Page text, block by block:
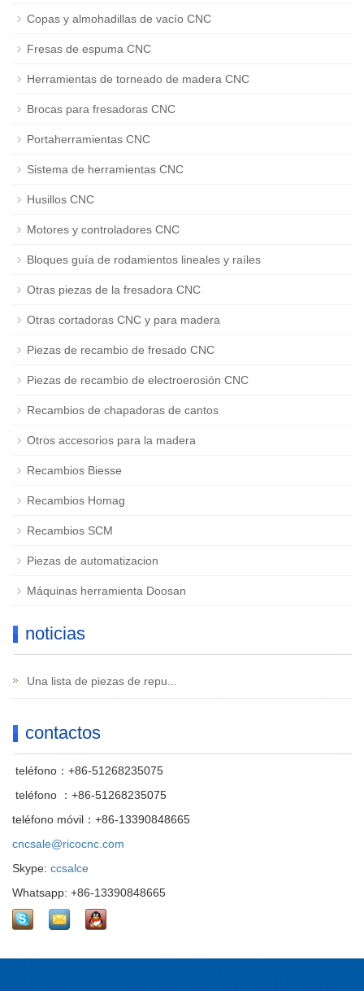
Copas y almohadillas de vacío CNC
Fresas de espuma CNC
Herramientas de torneado de madera CNC
Brocas para fresadoras CNC
Portaherramientas CNC
Sistema de herramientas CNC
Husillos CNC
Motores y controladores CNC
Bloques guía de rodamientos lineales y raíles
Otras piezas de la fresadora CNC
Otras cortadoras CNC y para madera
Piezas de recambio de fresado CNC
Piezas de recambio de electroerosión CNC
Recambios de chapadoras de cantos
Otros accesorios para la madera
Recambios Biesse
Recambios Homag
Recambios SCM
Piezas de automatizacion
Máquinas herramienta Doosan
noticias
Una lista de piezas de repu...
contactos
teléfono：+86-51268235075
teléfono ：+86-51268235075
teléfono móvil：+86-13390848665
cncsale@ricocnc.com
Skype: ccsalce
Whatsapp: +86-13390848665